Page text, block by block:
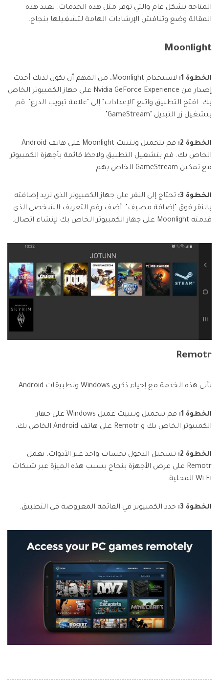
المتاحة بشكل عام والتي توفر مثل هذه الخدمات. تعيد هذه
المقالة وضع وتناقش الإرشادات الهامة لتشغيلها بنجاح.
Moonlight
الخطوة 1:
لاستخدام Moonlight، من المهم أن يكون لديك أحدث
إصدار من Nvidia GeForce Experience على جهاز الكمبيوتر الخاص
بك. افتح التطبيق واتبع "الإعدادات" إلى "علامة تبويب الدرع". قم
بتشغيل زر التبديل "GameStream".
الخطوة 2:
قم بتحميل وتثبيت Moonlight على هاتف Android
الخاص بك. قم بتشغيل التطبيق ولاحظ قائمة بأجهزة الكمبيوتر
مع تمكين GameStream الخاص بهم.
الخطوة 3:
تحتاج إلى النقر على جهاز الكمبيوتر الذي تريد إضافته
بالنقر فوق "إضافة مضيف". أضف رقم التعريف الشخصي الذي
قدمته Moonlight على جهاز الكمبيوتر الخاص بك لإنشاء اتصال.
Remotr
تأتي هذه الخدمة مع إحياء ذكرى Windows وتطبيقات Android.
الخطوة 1:
قم بتحميل وتثبيت عميل Windows على جهاز
الكمبيوتر الخاص بك و Remotr على هاتف Android الخاص بك.
الخطوة 2:
تسجيل الدخول بحساب واحد عبر الأدوات. يعمل
Remotr على عرض الأجهزة بنجاح بسبب هذه الميزة عبر شبكات
Wi-Fi المحلية.
الخطوة 3: حدد الكمبيوتر في القائمة المعروضة في التطبيق.